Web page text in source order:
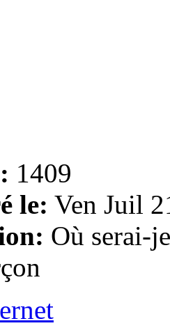
1409
le: Ven Juil
Où serai-